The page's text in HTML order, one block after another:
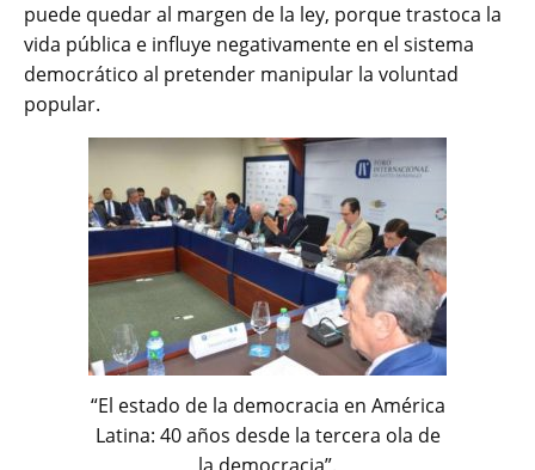
puede quedar al margen de la ley, porque trastoca la
vida pública e influye negativamente en el sistema
democrático al pretender manipular la voluntad
popular.
“El estado de la democracia en América
Latina: 40 años desde la tercera ola de